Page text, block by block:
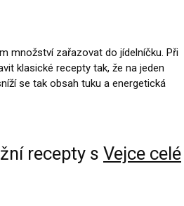
množství zařazovat do jídelníčku. Při
klasické recepty tak, že na jeden
se tak obsah tuku a energetická
recepty s Vejce celé